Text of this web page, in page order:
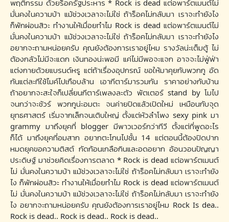
พฤติกรรม ด้วยร็อครัฐประหาร * Rock is dead แต่อพาร์ตเมนต์ไม่
มั่นคงในความบ้า แม้ช่วงเวลาจะไม่ใช่ ถ้าร็อคไม่กลับมา เราจะทำยังไง
ก็พักผ่อนสิวะ ทำงานให้เมื่อยทำไม Rock is dead แต่อพาร์ตเมนต์ไม่
มั่นคงในความบ้า แม้ช่วงเวลาจะไม่ใช่ ถ้าร็อคไม่กลับมา เราจะทำยังไง
อยากจะถามหน่อยครับ คุณยังต้องการเราอยู่ไหม รางวัลน่ะเต็มตู้ ไม่
ต้องกลัวไม่มีจะแดก เงินทองน่ะพอมี แค่ไม่มีพอจะแจก อาจจะไม่ฟู่ฟ่า
แต่งกายด้วยแบรนด์หรู แต่ถ้าเรื่องอุปกรณ์ ขอให้มาคุยกับพวกกู อัด
กันแต่ละทีใช้ไมค์ไปเกือบล้าน เอากีตาร์มารวมกัน ราคาอย่างกับบ้าน
ถ้าอยากจะสะใจก็เปลี่ยนกีตาร์เพลงละตัว พัตเตอร์ stand by โมไป
จนกว่าจะชัวร์ พวกกูน่ะอมตะ จนค่ายปิดแล้วเปิดใหม่ เหมือนกับจุด
ยุทธศาสตร์ เริ่มจากเล็กจนเติบใหญ่ ตั้งแต่หัวลำโพง sexy pink มา
grammy มาถึงยุคที่ blogger มีพาวเวอร์กว่าทีวี ตั้งแต่ที่พูดอะไร
ก็ได้ มาถึงยุคที่อมสาก อยากตะโกนไปชั้น 14 แต่ตอนนี้ต้องปิดปาก
หมดยุคขอความติสต์ กัดก้อนเกลือกินและอดอยาก อ้อนวอนปัญญา
ประดิษฐ์ มาช่วยคิดเรื่องการตลาด * Rock is dead แต่อพาร์ตเมนต์
ไม่ มั่นคงในความบ้า แม้ช่วงเวลาจะไม่ใช่ ถ้าร็อคไม่กลับมา เราจะทำยัง
ไง ก็พักผ่อนสิวะ ทำงานให้เมื่อยทำไม Rock is dead แต่อพาร์ตเมนต์
ไม่ มั่นคงในความบ้า แม้ช่วงเวลาจะไม่ใช่ ถ้าร็อคไม่กลับมา เราจะทำยัง
ไง อยากจะถามหน่อยครับ คุณยังต้องการเราอยู่ไหม Rock Is dea..
Rock is dead.. Rock is dead.. Rock is dead..